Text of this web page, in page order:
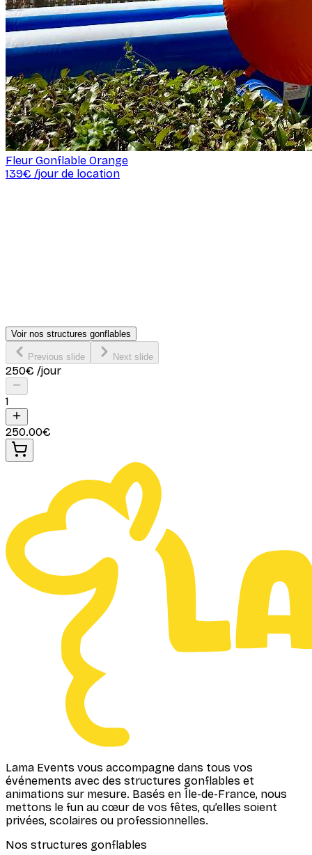
Fleur Gonflable Orange
139€ /jour de location
Voir nos structures gonflables
Previous slide Next slide
250€ /jour
1
250.00€
Lama Events vous accompagne dans tous vos
événements avec des structures gonflables et
animations sur mesure. Basés en Île-de-France, nous
mettons le fun au cœur de vos fêtes, qu’elles soient
privées, scolaires ou professionnelles.
Nos structures gonflables